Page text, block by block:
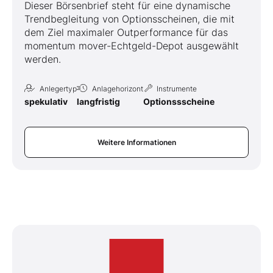
Dieser Börsenbrief steht für eine dynamische
Trendbegleitung von Optionsscheinen, die mit
dem Ziel maximaler Outperformance für das
momentum mover-Echtgeld-Depot ausgewählt
werden.
Anlegertyp
spekulativ
Anlagehorizont
langfristig
Instrumente
Optionssscheine
Weitere Informationen